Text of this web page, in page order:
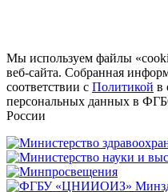
Мы используем файлы
веб-сайта. Собранная
соответствии с Политикой в
персональных данных в
России